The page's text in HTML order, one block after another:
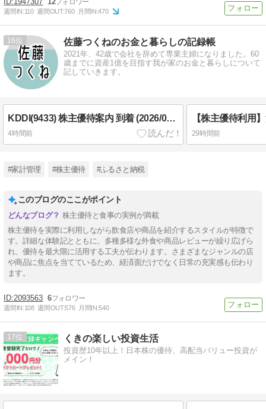
週間IN:110 週間OUT:760 月間IN:470
16 佐藤つくねのお金と暮らしの記録帳
2021年、42歳で会社を辞めて専業主婦になりました。60
歳までに資産1億を目指す我が家のお金と暮らしについて
記していきます。
KDDI(9433) 株主優待案内 到着 (2026/03分)
4時間前 29時間前
#家計管理 #株主優待 #ふるさと納税
このブログのここがポイント
株主優待と食事の実例が満載
株主優待を実際に利用しながら飲食店や商品を紹介するスタイルが特徴で
す。詳細な体験記とともに、多種多様な外食や商品レビューが繰り広げら
れ、優待を最大限に活用する工夫が伝わります。さまざまなジャンルの店
や商品に焦点を当てているため、経済面だけでなく日常の充実感も伝わり
ます。
2093563 6
週間IN:108 週間OUT:576 月間IN:540
17 くきの楽しい投資生活
投資歴10年以上！日本株の優待、高配当バリュー投資が
メイン！